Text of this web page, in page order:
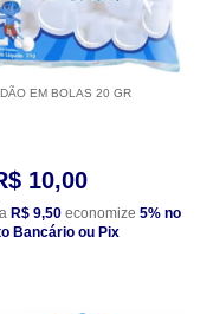
EM BOLAS 20 GR
10,00
R$ 9,50 economize 5% no
Bancário ou Pix